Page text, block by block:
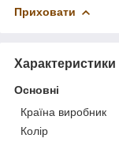
Приховати
Характеристики
Основні
Країна виробник
Колір